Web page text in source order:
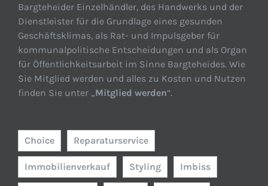
Bargteheider Einzelhändler, des Handwerks und der
Dienstleister für die Grundlage eines gesunden
Geschäftsklimas, als Rat- und Impulsgeber für
kommunalpolitische Entscheidungen und als Organ
für Öffentlichkeitsarbeit im Sinne Bargteheides. Wie
Sie Mitglied werden und alles zu Kosten und Nutzen
finden Sie unter „Mitglied werden“.
Choice Reparaturservice
Immobilienverkauf Styling Imbiss